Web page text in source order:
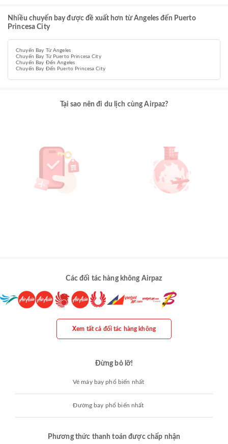
Nhiều chuyến bay được đề xuất hơn từ Angeles đến Puerto
Princesa City
Chuyến Bay Từ Angeles
Chuyến Bay Từ Puerto Princesa City
Chuyến Bay Đến Angeles
Chuyến Bay Đến Puerto Princesa City
Tại sao nên đi du lịch cùng Airpaz?
Các đối tác hàng không Airpaz
Xem tất cả đối tác hàng không
Đừng bỏ lỡ!
Vé máy bay phổ biến nhất
Đường bay phổ biến nhất
Phương thức thanh toán được chấp nhận